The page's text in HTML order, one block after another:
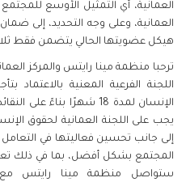
العمانية، أي التمثيل الأوسع
العمانية، وعلى وجه التحديد، إلى
هيكل عضويتها الحالي يتضمن فقط ثلاث
ترحبا منظمة مينا رايتس والمركز
اللجنة الفرعية المعنية بالاعتماد
الإنسان لمدة 18 شهرًا
يجب على اللجنة العمانية لحقوق
إلى جانب تحسين فعاليتها في
المجتمع بشكل أفضل، بما في ذلك
ستواصل منظمة مينا رايتس مع